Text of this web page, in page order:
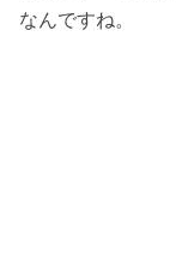
なんですね。